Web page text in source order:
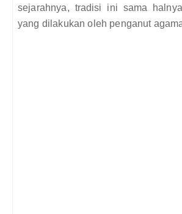
sejarahnya, tradisi ini sama
yang dilakukan oleh penganut